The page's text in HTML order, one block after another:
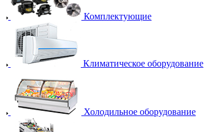
Комплектующие
Климатическое оборудование
Холодильное оборудование